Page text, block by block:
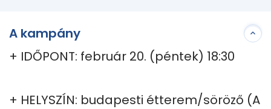
A kampány
+ IDŐPONT: február 20. (péntek) 18:30
+ HELYSZÍN: budapesti étterem/söröző (A